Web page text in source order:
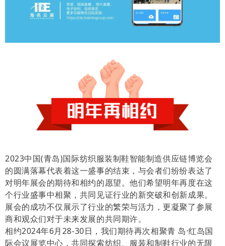
2023中国(青岛)国际纺织服装制鞋智能制造供应链博览会
的圆满落幕代表着这一盛事的结束，与会者们纷纷表达了
对明年展会的期待和相约的愿望。他们希望明年再度在这
个行业盛事中相聚，共同见证行业的新突破和创新成果。
展会的成功不仅展示了行业的繁荣与活力，更凝聚了参展
商和观众们对于未来发展的共同期许。
相约2024年6月28-30日，我们期待再次相聚青 岛·红岛国
际会议展览中心，共同探索纺织、服装和制鞋行业的无限